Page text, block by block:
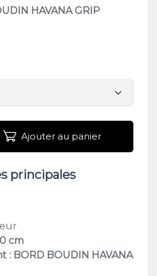
HAVANA GRIP
Ajouter au panier
principales
cm
: BORD BOUDIN HAVANA